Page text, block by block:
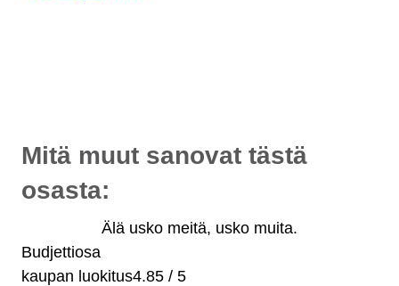
Mitä muut sanovat tästä
osasta:
Älä usko meitä, usko muita.
Budjettiosa
kaupan luokitus4.85 / 5